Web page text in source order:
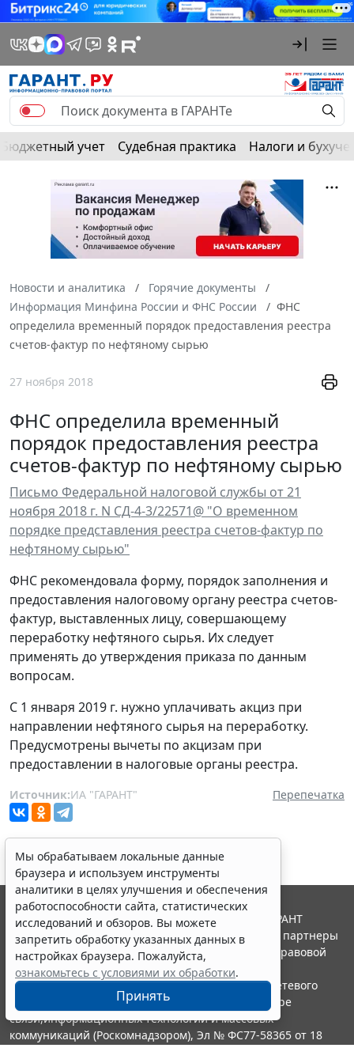
Бюджетный учет Судебная практика Налоги и
Новости и аналитика
Горячие документы
Информация Минфина России и ФНС России
ФНС
определила временный порядок предоставления реестра
счетов-фактур по нефтяному сырью
27 ноября 2018
ФНС определила временный
порядок предоставления реестра
счетов-фактур по нефтяному сырью
Письмо Федеральной налоговой службы от 21
ноября 2018 г. N СД-4-3/22571@ "О временном
порядке представления реестра счетов-фактур по
нефтяному сырью"
ФНС рекомендовала форму, порядок заполнения и
предоставления налоговому органу реестра счетов-
фактур, выставленных лицу, совершающему
переработку нефтяного сырья. Их следует
применять до утверждения приказа по данным
вопросам.
С 1 января 2019 г. нужно уплачивать акциз при
направлении нефтяного сырья на переработку.
Предусмотрены вычеты по акцизам при
предоставлении в налоговые органы реестра.
Источник:ИА "ГАРАНТ" Перепечатка
Мы обрабатываем локальные данные
браузера и используем инструменты
аналитики в целях улучшения и обеспечения
работоспособности сайта, статистических
исследований и обзоров. Вы можете
запретить обработку указанных данных в
настройках браузера. Пожалуйста,
ознакомьтесь с условиями их обработки.
Принять
© ООО "НПП "ГАРАНТ-СЕРВИС", 2026. Система ГАРАНТ
выпускается с 1990 года. Компания "Гарант" и ее партнеры
являются участниками Российской ассоциации правовой
информации ГАРАНТ.
Портал ГАРАНТ.РУ зарегистрирован в качестве сетевого
издания Федеральной службой по надзору в сфере
связи,информационных технологий и массовых
коммуникаций (Роскомнадзором), Эл № ФС77-58365 от 18